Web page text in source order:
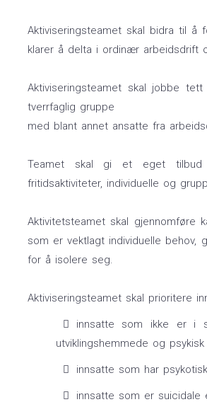
Aktiviseringsteamet skal bidra til å
klarer å delta i ordinær arbeidsdrift
Aktiviseringsteamet skal jobbe
tverrfaglig gruppe
med blant annet ansatte fra
Teamet skal gi et eget tilbud
fritidsaktiviteter, individuelle og
Aktivitetsteamet skal gjennomføre
som er vektlagt individuelle behov,
for å isolere seg.
Aktiviseringsteamet skal prioritere
innsatte som ikke er i
utviklingshemmede og
innsatte som har
innsatte som er